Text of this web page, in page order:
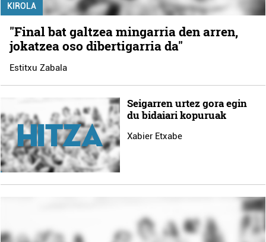
KIROLA
"Final bat galtzea mingarria den arren,
jokatzea oso dibertigarria da"
Estitxu Zabala
Seigarren urtez gora egin
du bidaiari kopuruak
Xabier Etxabe